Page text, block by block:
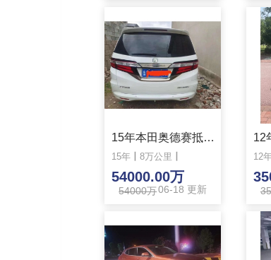
15年本田奥德赛抵押车
15年 丨8万公里
54000.00万
54000万06-18 更新
12